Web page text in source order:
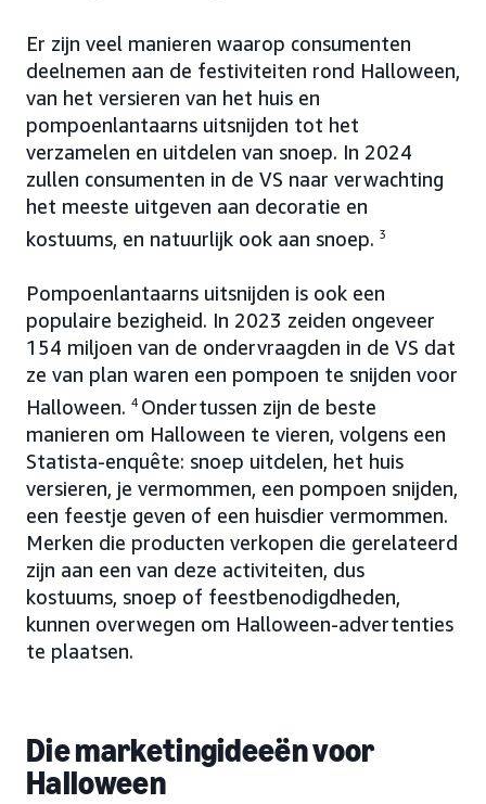
Er zijn veel manieren waarop consumenten
deelnemen aan de festiviteiten rond Halloween,
van het versieren van het huis en
pompoenlantaarns uitsnijden tot het
verzamelen en uitdelen van snoep. In 2024
zullen consumenten in de VS naar verwachting
het meeste uitgeven aan decoratie en
kostuums, en natuurlijk ook aan snoep. 3
Pompoenlantaarns uitsnijden is ook een
populaire bezigheid. In 2023 zeiden ongeveer
154 miljoen van de ondervraagden in de VS dat
ze van plan waren een pompoen te snijden voor
Halloween. 4 Ondertussen zijn de beste
manieren om Halloween te vieren, volgens een
Statista-enquête: snoep uitdelen, het huis
versieren, je vermommen, een pompoen snijden,
een feestje geven of een huisdier vermommen.
Merken die producten verkopen die gerelateerd
zijn aan een van deze activiteiten, dus
kostuums, snoep of feestbenodigdheden,
kunnen overwegen om Halloween-advertenties
te plaatsen.
Die marketingideeën voor
Halloween